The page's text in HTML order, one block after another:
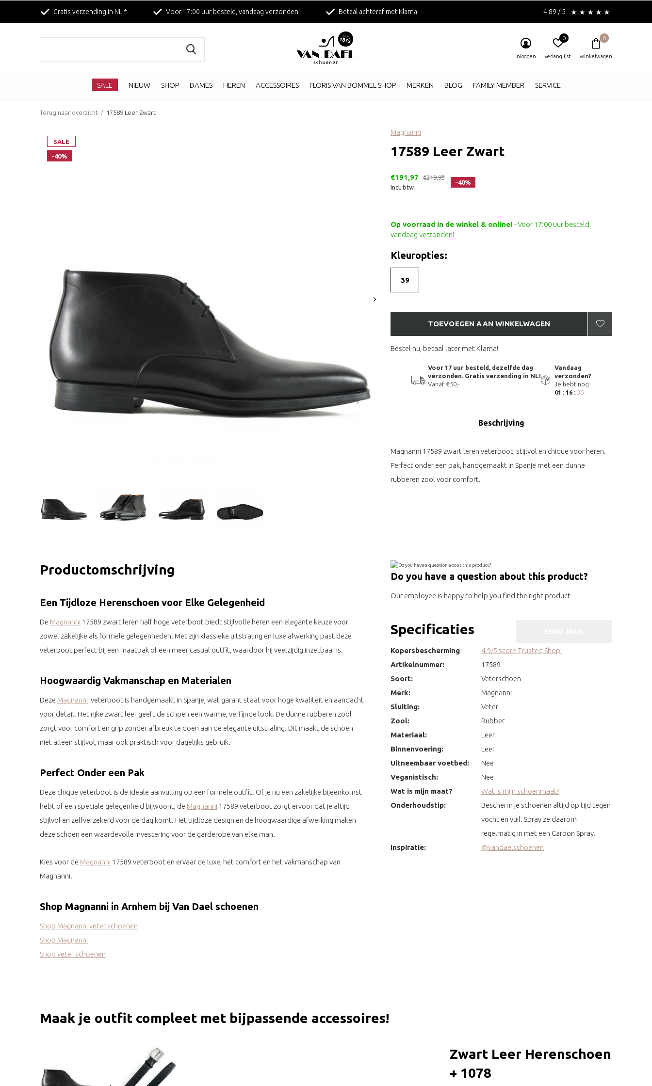
SALE NIEUW SHOP DAMES HEREN ACCESSOIRES FLORIS VAN BOMMEL SHOP MERKEN BLOG FAMILY MEMBER SERVICE
inloggen verlanglijst
0
winkelwagen
0
Gratis verzending in NL!* Voor 17:00 uur besteld, vandaag verzonden! Betaal achteraf met Klarna! 4.89 / 5
Terug naar overzicht 17589 Leer Zwart
SALE
-40%
Magnanni
17589 Leer Zwart
€191,97
€319,95
Incl. btw
-40%
Op voorraad in de winkel & online! - Voor 17:00 uur besteld,
vandaag verzonden!
Kleuropties:
39
TOEVOEGEN AAN WINKELWAGEN
Bestel nu, betaal later met Klarna!
Voor 17 uur besteld, dezelfde dag
verzonden. Gratis verzending in NL!
Vanaf €50,-
Vandaag
verzonden?
Je hebt nog
01 : 16 : 35
Beschrijving
Magnanni 17589 zwart leren veterboot, stijlvol en chique voor heren.
Perfect onder een pak, handgemaakt in Spanje met een dunne
rubberen zool voor comfort.
Productomschrijving
Een Tijdloze Herenschoen voor Elke Gelegenheid
De Magnanni 17589 zwart leren half hoge veterboot biedt stijlvolle heren een elegante keuze voor
zowel zakelijke als formele gelegenheden. Met zijn klassieke uitstraling en luxe afwerking past deze
veterboot perfect bij een maatpak of een meer casual outfit, waardoor hij veelzijdig inzetbaar is.
Hoogwaardig Vakmanschap en Materialen
Deze Magnanni veterboot is handgemaakt in Spanje, wat garant staat voor hoge kwaliteit en aandacht
voor detail. Het rijke zwart leer geeft de schoen een warme, verfijnde look. De dunne rubberen zool
zorgt voor comfort en grip zonder afbreuk te doen aan de elegante uitstraling. Dit maakt de schoen
niet alleen stijlvol, maar ook praktisch voor dagelijks gebruik.
Perfect Onder een Pak
Deze chique veterboot is de ideale aanvulling op een formele outfit. Of je nu een zakelijke bijeenkomst
hebt of een speciale gelegenheid bijwoont, de Magnanni 17589 veterboot zorgt ervoor dat je altijd
stijlvol en zelfverzekerd voor de dag komt. Het tijdloze design en de hoogwaardige afwerking maken
deze schoen een waardevolle investering voor de garderobe van elke man.
Kies voor de Magnanni 17589 veterboot en ervaar de luxe, het comfort en het vakmanschap van
Magnanni.
Shop Magnanni in Arnhem bij Van Dael schoenen
Shop Magnanni veter schoenen
Shop Magnanni
Shop veter schoenen
Do you have a question about this product?
Our employee is happy to help you find the right product
Specificaties
Kopersbescherming
4.9/5 score Trusted Shop!
Artikelnummer:
17589
Soort:
Veterschoen
Merk:
Magnanni
Sluiting:
Veter
Zool:
Rubber
Materiaal:
Leer
Binnenvoering:
Leer
Uitneembaar voetbed:
Nee
Veganistisch:
Nee
Wat is mijn maat?
Wat is mijn schoenmaat?
Onderhoudstip:
Bescherm je schoenen altijd op tijd tegen
vocht en vuil. Spray ze daarom
regelmatig in met een Carbon Spray.
Inspiratie:
@vandaelschoenen
Maak je outfit compleet met bijpassende accessoires!
Zwart Leer Herenschoen
+ 1078